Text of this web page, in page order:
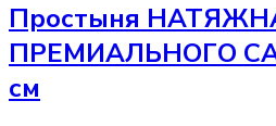
Простыня
ПРЕМИАЛЬНОГО
см